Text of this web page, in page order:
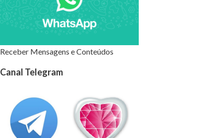
Receber Mensagens e Conteúdos
Canal Telegram